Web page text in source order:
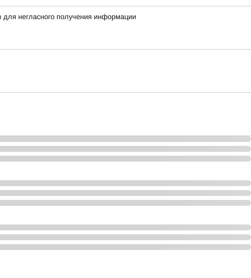
негласного получения информации